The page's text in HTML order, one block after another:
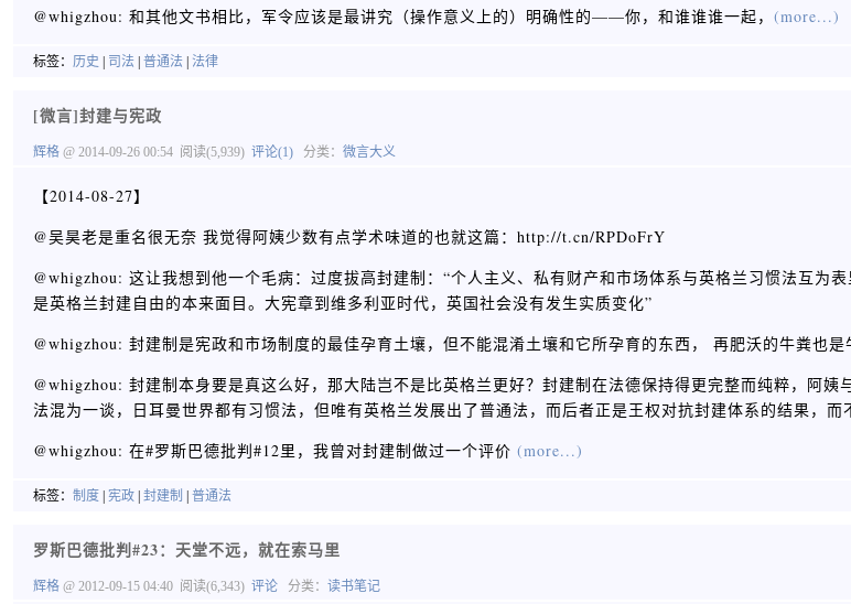
@whigzhou: 和其他文书相比，军令应该是最讲究（操作意义上的）明确性的——你，和谁谁谁一起， (more...)
标签： 历史 司法 普通法 法律
[微言]封建与宪政
辉格 @ 2014-09-26 00:54 阅读(5,939) 评论(1) 分类： 微言大义
【2014-08-27】
@吴昊老是重名很无奈 我觉得阿姨少数有点学术味道的也就这篇：http://t.cn/RPDoFrY
@whigzhou: 这让我想到他一个毛病：过度拔高封建制：“个人主义、私有财产和市场体系与英格兰习惯法互为
是英格兰封建自由的本来面目。大宪章到维多利亚时代，英国社会没有发生实质变化”
@whigzhou: 封建制是宪政和市场制度的最佳孕育土壤，但不能混淆土壤和它所孕育的东西， 再肥沃的牛粪也是
@whigzhou: 封建制本身要是真这么好，那大陆岂不是比英格兰更好？封建制在法德保持得更完整而纯粹，阿姨
法混为一谈，日耳曼世界都有习惯法，但唯有英格兰发展出了普通法，而后者正是王权对抗封建体系的结果，而
@whigzhou: 在#罗斯巴德批判#12里，我曾对封建制做过一个评价 (more...)
标签： 制度 宪政 封建制 普通法
罗斯巴德批判#23：天堂不远，就在索马里
辉格 @ 2012-09-15 04:40 阅读(6,343) 评论 分类： 读书笔记